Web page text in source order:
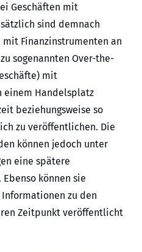
Geschäften mit
sind demnach
mit Finanzinstrumenten an
sogenannten Over-the-
mit
einem Handelsplatz
beziehungsweise so
zu veröffentlichen. Die
können jedoch unter
eine spätere
können sie
zu den
Zeitpunkt veröffentlicht